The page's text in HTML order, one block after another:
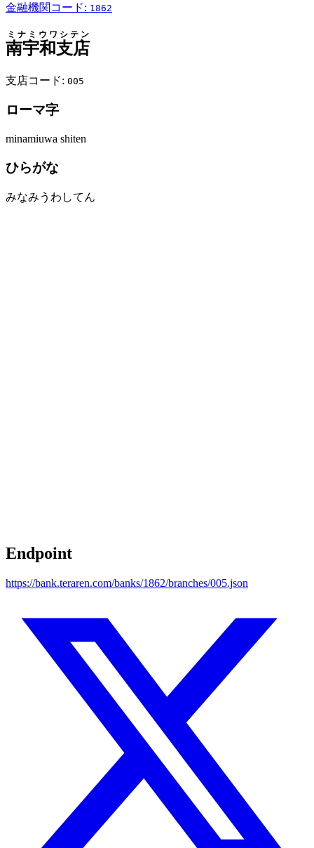
金融機関コード: 1862
南宇和支店
ミナミウワシテン
支店コード: 005
ローマ字
minamiuwa shiten
ひらがな
みなみうわしてん
Endpoint
https://bank.teraren.com/banks/1862/branches/005.json